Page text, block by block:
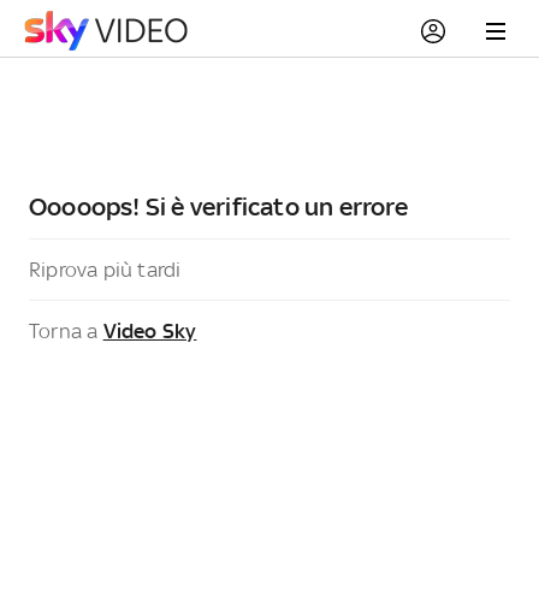
Ooooops! Si è verificato un errore
Riprova più tardi
Torna a Video Sky